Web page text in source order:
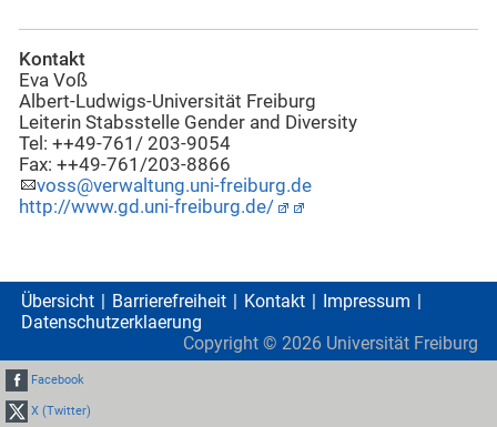
Kontakt
Eva Voß
Albert-Ludwigs-Universität Freiburg
Leiterin Stabsstelle Gender and Diversity
Tel: ++49-761/ 203-9054
Fax: ++49-761/203-8866
voss@verwaltung.uni-freiburg.de
http://www.gd.uni-freiburg.de/
Übersicht Barrierefreiheit Kontakt
Impressum
Datenschutzerklaerung
Copyright © 2026 Universität Freiburg
Facebook
X (Twitter)